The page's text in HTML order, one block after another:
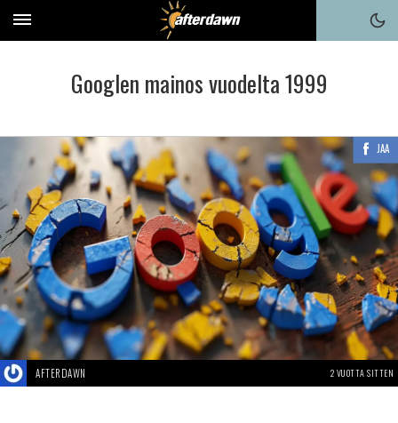
Googlen mainos vuodelta 1999
JAA
AFTERDAWN 2 VUOTTA SITTEN